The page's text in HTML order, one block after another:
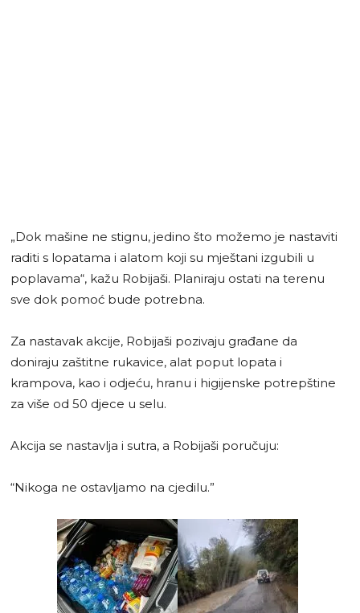
„Dok mašine ne stignu, jedino što možemo je nastaviti
raditi s lopatama i alatom koji su mještani izgubili u
poplavama“, kažu Robijaši. Planiraju ostati na terenu
sve dok pomoć bude potrebna.
Za nastavak akcije, Robijaši pozivaju građane da
doniraju zaštitne rukavice, alat poput lopata i
krampova, kao i odjeću, hranu i higijenske potrepštine
za više od 50 djece u selu.
Akcija se nastavlja i sutra, a Robijaši poručuju:
“Nikoga ne ostavljamo na cjedilu.”